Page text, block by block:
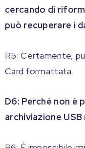
cercando di
può recuperare i
R5: Certamente,
Card formattata.
D6: Perché non è
archiviazione